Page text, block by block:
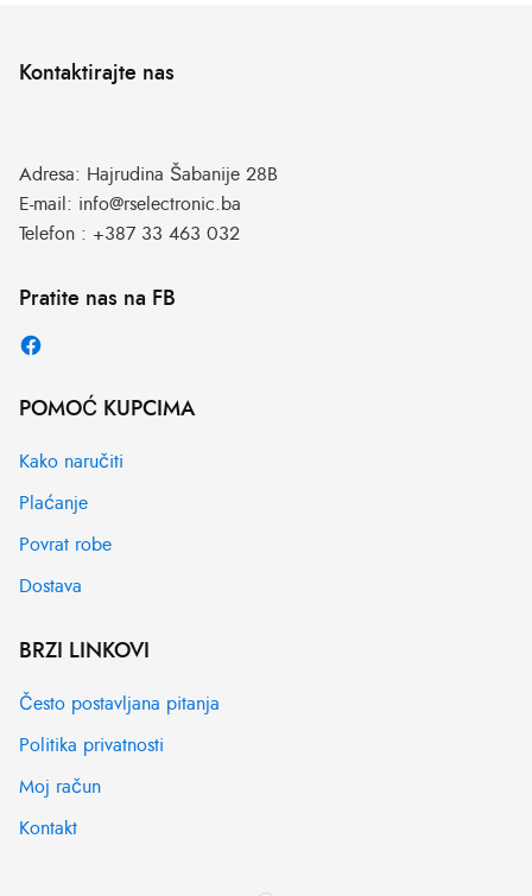
Kontaktirajte nas
Adresa: Hajrudina Šabanije 28B
E-mail: info@rselectronic.ba
Telefon : +387 33 463 032
Pratite nas na FB
POMOĆ KUPCIMA
Kako naručiti
Plaćanje
Povrat robe
Dostava
BRZI LINKOVI
Često postavljana pitanja
Politika privatnosti
Moj račun
Kontakt